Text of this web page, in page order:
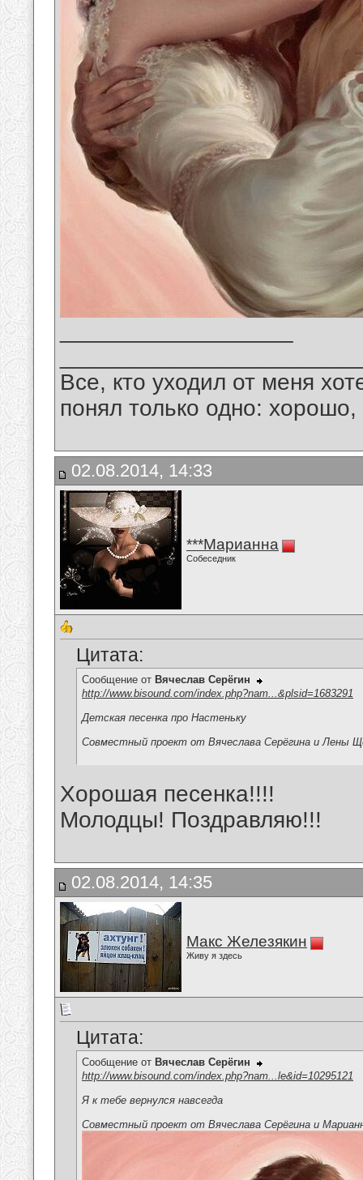
Все, кто уходил от меня
понял только одно:
02.08.2014, 14:33
***Марианна
Собеседник
Цитата:
Сообщение от Вячеслав Серёгин
http://www.bisound.com/index.php?nam...&plsid=1683291
Детская песенка про Настеньку
Совместный проект от Вячеслава Серёгина и Лены
Хорошая песенка!!!!
Молодцы! Поздравляю!!!
02.08.2014, 14:35
Макс Железякин
Живу я здесь
Цитата:
Сообщение от Вячеслав Серёгин
http://www.bisound.com/index.php?nam...le&id=10295121
Я к тебе вернулся навсегда
Совместный проект от Вячеслава Серёгина и